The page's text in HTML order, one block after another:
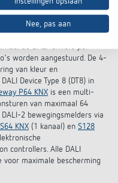
en DALI-2 gateways vormen
KNX systemen. Dit maakt
klimaatregeling. Met de
30 DALI-drivers per
worden aangestuurd. De 4-
van kleur en
Device Type 8 (DT8) in
P64 KNX is een multi-
van maximaal 64
2 bewegingsmelders via
KNX (1 kanaal) en S128
controllers. Alle DALI
voor maximale bescherming
Nee, pas aan